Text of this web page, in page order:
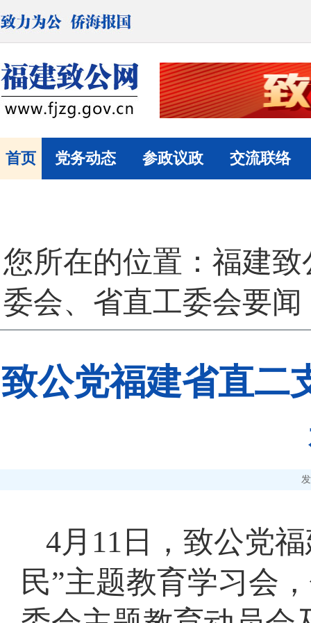
首页 党务动态 参政议政 交流联络
您所在的位置： 福建致
委会、省直工委会要闻
致公党福建省直二
4月11日，致公党
民”主题教育学习会